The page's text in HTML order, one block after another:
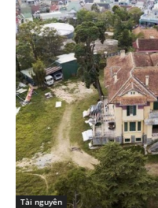
Tài nguyên